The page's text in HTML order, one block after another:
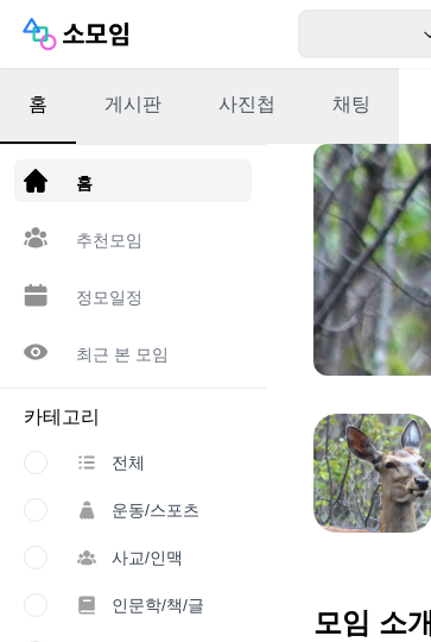
앱 다운로드
홈
추천모임
정모일정
최근 본 모임
카테고리
전체
운동/스포츠
사교/인맥
인문학/책/글
홈 게시판 사진첩 채팅
모임 소개